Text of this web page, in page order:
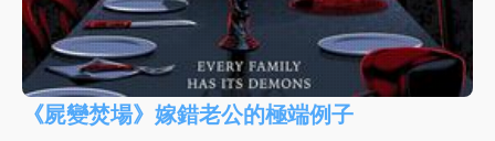
《屍變焚場》嫁錯老公的極端例子